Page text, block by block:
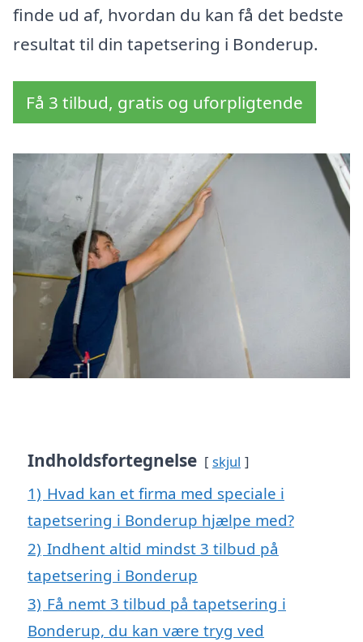
finde ud af, hvordan du kan få det bedste
resultat til din tapetsering i Bonderup.
Få 3 tilbud, gratis og uforpligtende
Indholdsfortegnelse skjul
1) Hvad kan et firma med speciale i
tapetsering i Bonderup hjælpe med?
2) Indhent altid mindst 3 tilbud på
tapetsering i Bonderup
3) Få nemt 3 tilbud på tapetsering i
Bonderup, du kan være tryg ved